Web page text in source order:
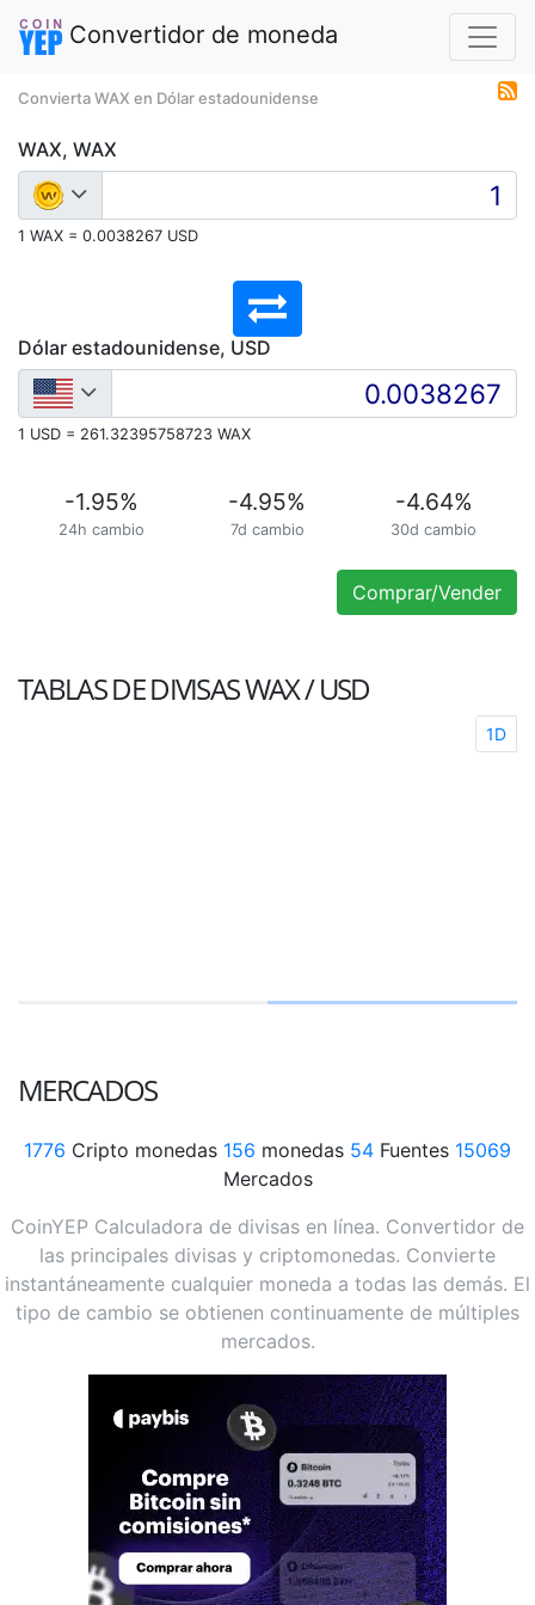
Convertidor de moneda
Convierta WAX en Dólar estadounidense
WAX, WAX
1 WAX = 0.0038267 USD
Dólar estadounidense, USD
1 USD = 261.32395758723 WAX
-1.95%
24h cambio
-4.95%
7d cambio
-4.64%
30d cambio
Comprar/Vender
TABLAS DE DIVISASWAX / USD
1D
MERCADOS
1776 Cripto monedas 156 monedas 54 Fuentes 15069
Mercados
CoinYEP Calculadora de divisas en línea. Convertidor de
las principales divisas y criptomonedas. Convierte
instantáneamente cualquier moneda a todas las demás. El
tipo de cambio se obtienen continuamente de múltiples
mercados.